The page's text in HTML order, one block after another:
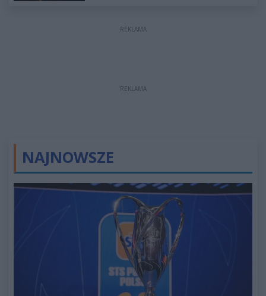
REKLAMA
REKLAMA
NAJNOWSZE